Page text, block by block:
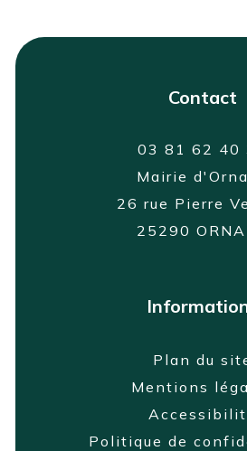
Contact
03 81 62 40
Mairie
26 rue Pierre
25290
Plan du
Mentions
Politique de